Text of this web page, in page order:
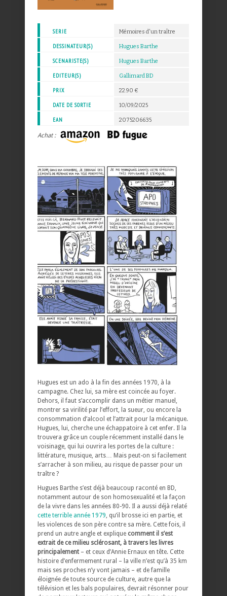
SERIE Mémoires d'un traître
DESSINATEUR(S) Hugues Barthe
SCENARISTE(S) Hugues Barthe
EDITEUR(S) Gallimard BD
PRIX 22.90 €
DATE DE SORTIE 10/09/2025
EAN 2075206635
Achat :
Hugues est un ado à la fin des années 1970, à la
campagne. Chez lui, sa mère est coincée au foyer.
Dehors, il faut s’accomplir dans un métier manuel,
montrer sa virilité par l’effort, la sueur, ou encore la
consommation d’alcool et l’attrait pour la mécanique.
Hugues, lui, cherche une échappatoire à cet enfer. Il la
trouvera grâce un couple récemment installé dans le
voisinage, qui lui ouvrira les portes de la culture :
littérature, musique, arts… Mais peut-on si facilement
s’arracher à son milieu, au risque de passer pour un
traître ?
Hugues Barthe s’est déjà beaucoup raconté en BD,
notamment autour de son homosexualité et la façon
de la vivre dans les années 80-90. Il a aussi déjà relaté
cette terrible année 1979, qu’il brosse ici en partie, et
les violences de son père contre sa mère. Cette fois, il
prend un autre angle et explique comment il s’est
extrait de ce milieu sclérosant, à travers les livres
principalement – et ceux d’Annie Ernaux en tête. Cette
histoire d’enfermement rural – la ville n’est qu’à 35 km
mais ses proches n’y vont jamais – et de famille
éloignée de toute source de culture, autre que la
télévision et les bals populaires, devrait résonner pour